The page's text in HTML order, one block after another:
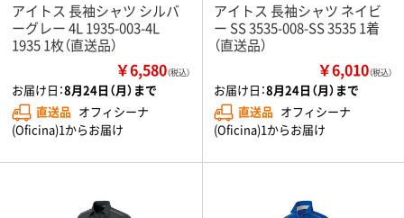
アイトス 長袖シャツ シルバ
ーグレー 4L 1935-003-4L
1935 1枚（直送品）
￥6,580（税込）
お届け日：8月24日（月）まで
直送品 オフィシーナ
(Oficina)1からお届け
アイトス 長袖シャツ ネイビ
ー SS 3535-008-SS 3535 1着
（直送品）
￥6,010（税込）
お届け日：8月24日（月）まで
直送品 オフィシーナ
(Oficina)1からお届け